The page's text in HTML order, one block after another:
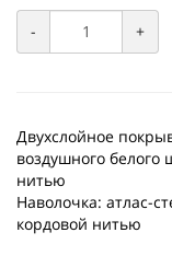
- +
Двухслойное
воздушного белого
нитью
Наволочка: атлас-
кордовой нитью